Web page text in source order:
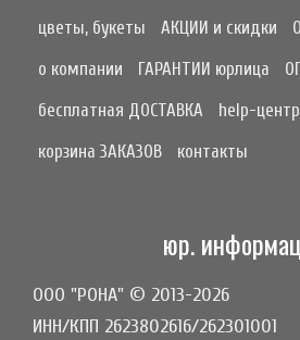
цветы, букеты
АКЦИИ и скидки
о компании
ГАРАНТИИ юрлица
бесплатная ДОСТАВКА
help-
корзина ЗАКАЗОВ
контакты
юр.
ООО "РОНА" © 2013-2026
ИНН/КПП 2623802616/262301001